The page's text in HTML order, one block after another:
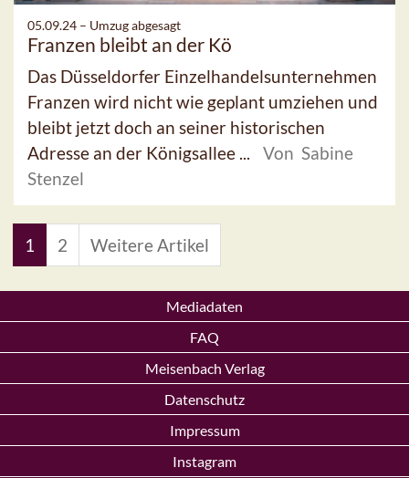
05.09.24 – Umzug abgesagt
Franzen bleibt an der Kö
Das Düsseldorfer Einzelhandelsunternehmen
Franzen wird nicht wie geplant umziehen und
bleibt jetzt doch an seiner historischen
Adresse an der Königsallee ...
Von Sabine
Stenzel
1 2 Weitere Artikel
Mediadaten
FAQ
Meisenbach Verlag
Datenschutz
Impressum
Instagram